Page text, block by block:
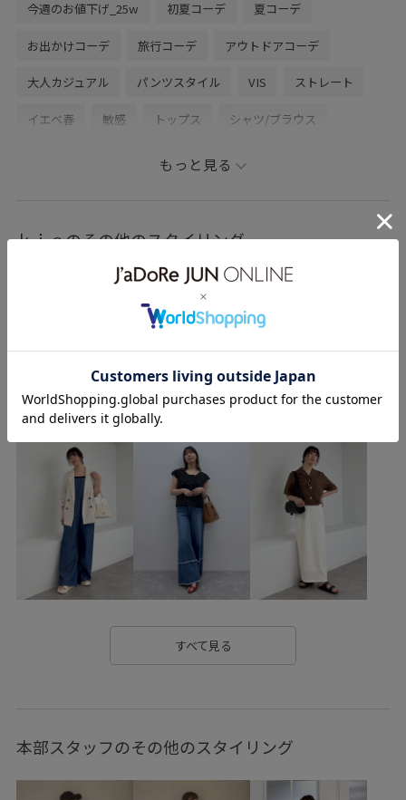
今週のお値下げ_25w 初夏コーデ 夏コーデ
お出かけコーデ 旅行コーデ アウトドアコーデ
大人カジュアル パンツスタイル VIS ストレート
イエベ春 敏感 トップス シャツ/ブラウス
ハンドバッグ
CINNAMOROLL_VIS_LP
きれいめ こだわり さらっと
さらりとした
コーディネートのアクセント ゴムが入っている
サイドスリット シャツ ショルダーバッグ
ジャケット ジャケット合わせ スタイリッシュ
スタイリング スッキリ スッキリ見え スリット
タック チャコール トレンド
ネイビー フレアスカート
ブラック ベルト ホワイト リネン リラックス感
ワイドシルエット
使いやすい 冷んやり 夏トク価格
春夏 清涼感 紫外線対策 羽織としても使える
落ち感 薄手 長財布
もっと見る
ｋｉｅのその他のスタイリング
すべて見る
本部スタッフのその他のスタイリング